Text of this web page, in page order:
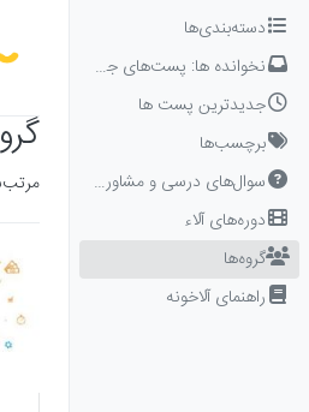
Skip to content
دسته‌بندی‌ها
نخوانده ها: پست‌های جدید برای شما
جدیدترین پست ها
برچسب‌ها
سوال‌های درسی و مشاوره‌ای
دوره‌های آلاء
گروه‌ها
راهنمای آلاخونه